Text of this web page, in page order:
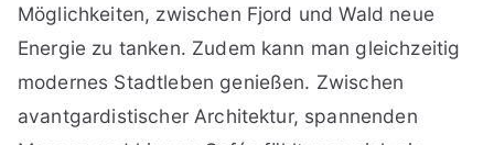
Möglichkeiten, zwischen Fjord und Wald neue
Energie zu tanken. Zudem kann man gleichzeitig
modernes Stadtleben genießen. Zwischen
avantgardistischer Architektur, spannenden